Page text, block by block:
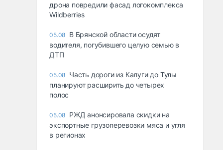
дрона повредили фасад логокомплекса
Wildberries
05.08 В Брянской области осудят
водителя, погубившего целую семью в
ДТП
05.08 Часть дороги из Калуги до Тулы
планируют расширить до четырех
полос
05.08 РЖД анонсировала скидки на
экспортные грузоперевозки мяса и угля
в регионах